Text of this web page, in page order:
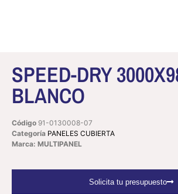
SPEED-DRY
BLANCO
Código 91-0130008-07
Categoría PANELES CUBIERTA
Marca: MULTIPANEL
Solicita tu presupuesto